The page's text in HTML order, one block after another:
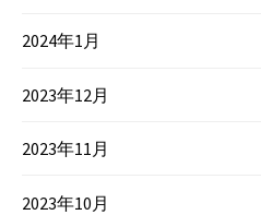
2024年1月
2023年12月
2023年11月
2023年10月